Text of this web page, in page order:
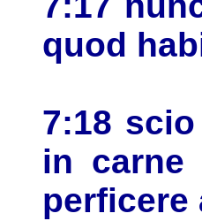
quod
7:18
in carne
perficere